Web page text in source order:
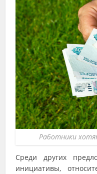
Работники
Среди других
инициативы,